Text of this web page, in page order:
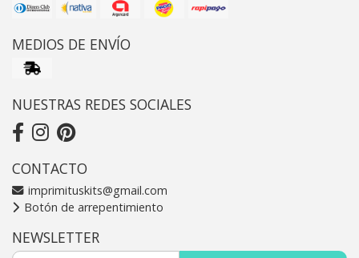
MEDIOS DE ENVÍO
NUESTRAS REDES SOCIALES
CONTACTO
imprimituskits@gmail.com
Botón de arrepentimiento
NEWSLETTER